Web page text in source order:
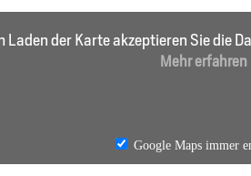
Laden der Karte akzeptieren Sie die
Mehr erfahren
Google Maps immer